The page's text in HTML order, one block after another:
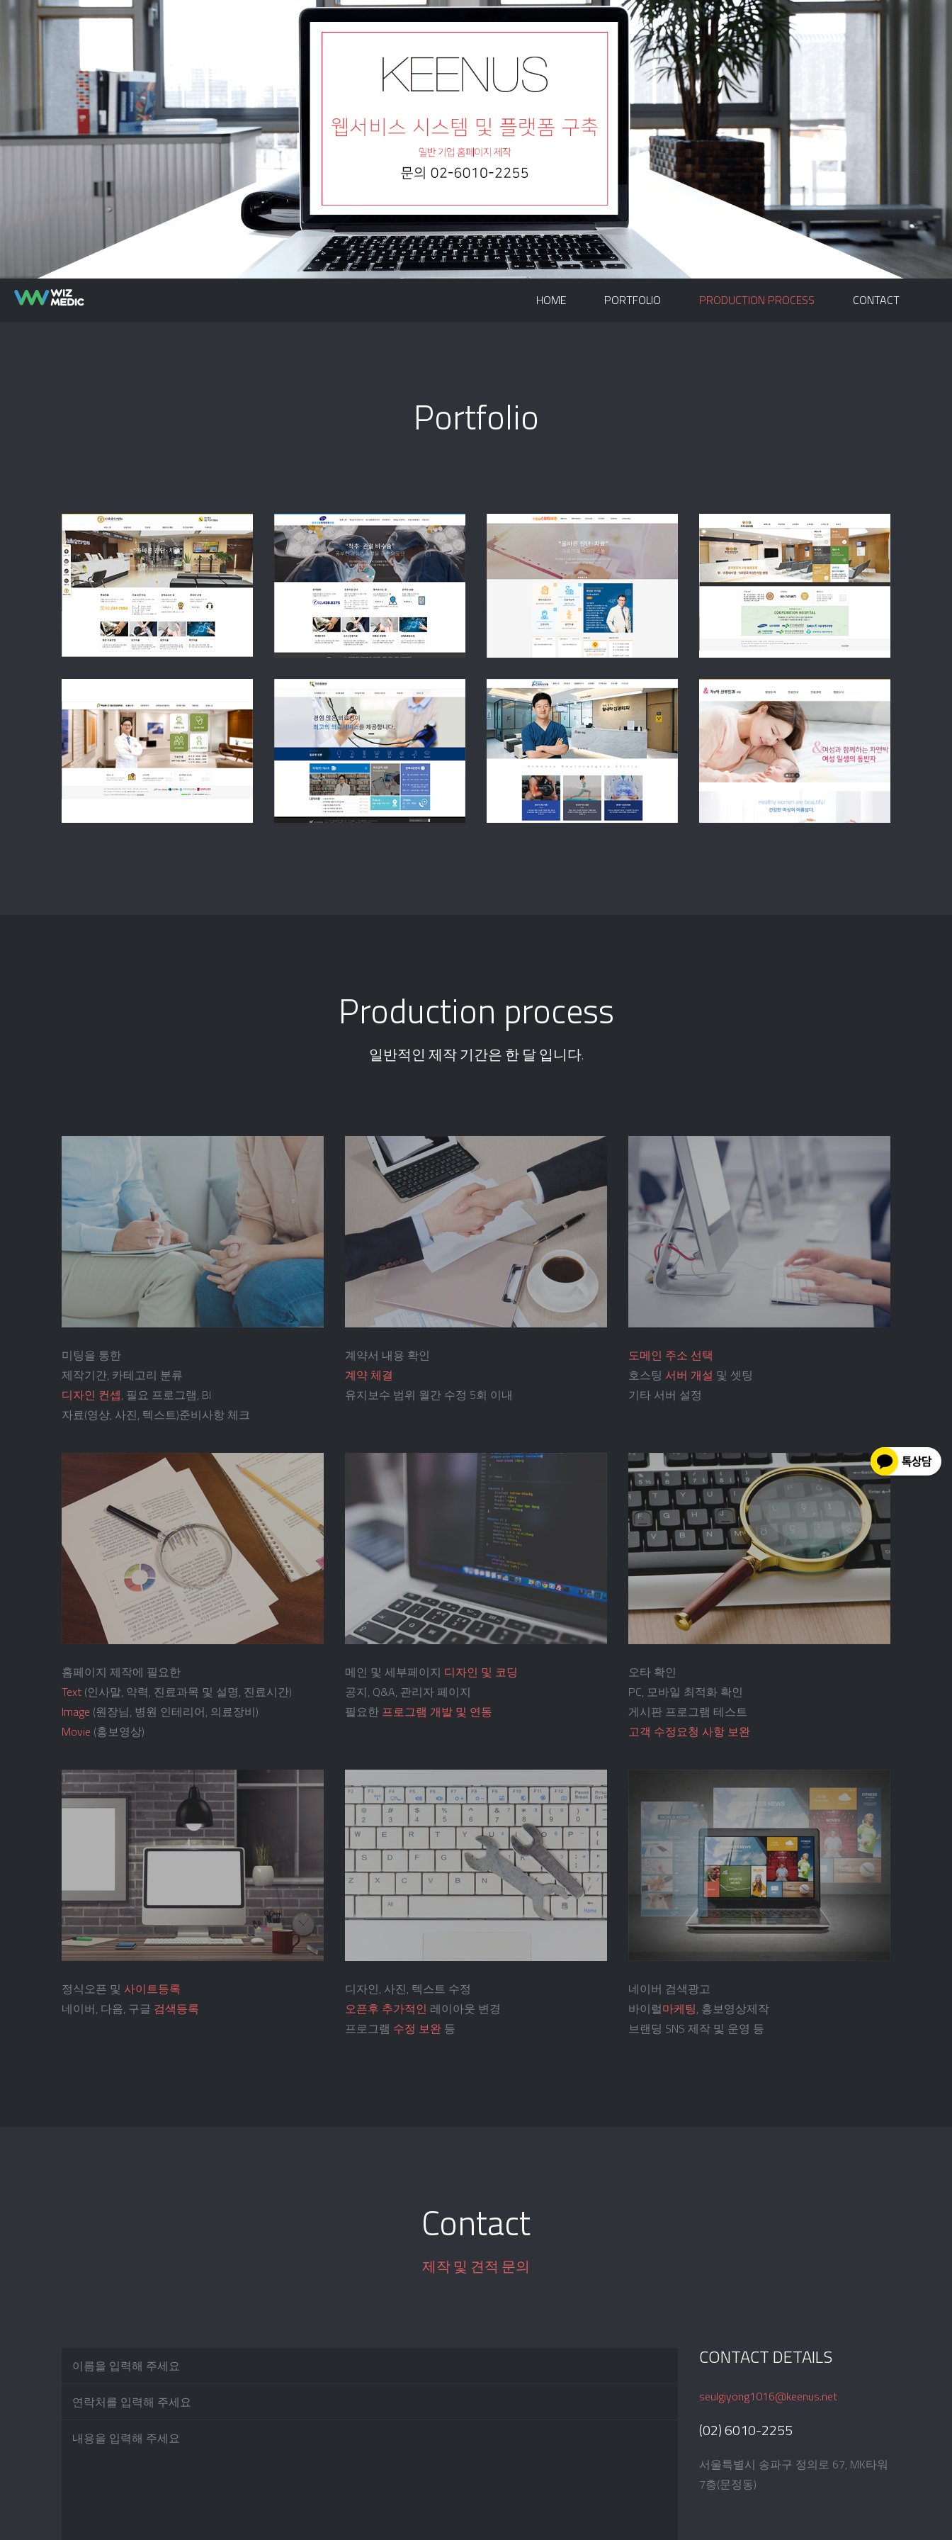
HOME PORTFOLIO PRODUCTION PROCESS CONTACT
Portfolio
Production process
일반적인 제작 기간은 한 달 입니다.
미팅을 통한
제작기간, 카테고리 분류
디자인 컨셉, 필요 프로그램, BI
자료(영상, 사진, 텍스트)준비사항 체크
계약서 내용 확인
계약 체결
유지보수 범위 월간 수정 5회 이내
도메인 주소 선택
호스팅 서버 개설 및 셋팅
기타 서버 설정
홈페이지 제작에 필요한
Text (인사말, 약력, 진료과목 및 설명, 진료시간)
Image (원장님, 병원 인테리어, 의료장비)
Movie (홍보영상)
메인 및 세부페이지 디자인 및 코딩
공지, Q&A, 관리자 페이지
필요한 프로그램 개발 및 연동
오타 확인
PC, 모바일 최적화 확인
게시판 프로그램 테스트
고객 수정요청 사항 보완
정식오픈 및 사이트등록
네이버, 다음, 구글 검색등록
디자인, 사진, 텍스트 수정
오픈후 추가적인 레이아웃 변경
프로그램 수정 보완 등
네이버 검색광고
바이럴마케팅, 홍보영상제작
브랜딩 SNS 제작 및 운영 등
Contact
제작 및 견적 문의
CONTACT DETAILS
seulgiyong1016@keenus.net
(02) 6010-2255
서울특별시 송파구 정의로 67, MK타워
7층(문정동)